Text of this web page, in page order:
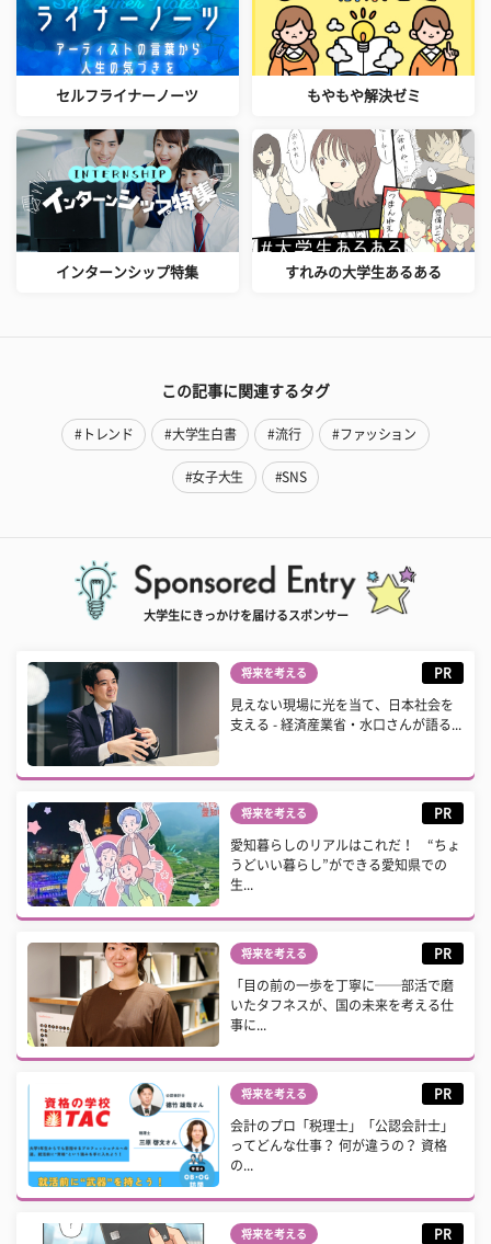
セルフライナーノーツ もやもや解決ゼミ
インターンシップ特集 すれみの大学生あるある
この記事に関連するタグ
#トレンド #大学生白書 #流行 #ファッション
#女子大生 #SNS
大学生にきっかけを届けるスポンサー
将来を考える PR
見えない現場に光を当て、日本社会を
支える - 経済産業省・水口さんが語る...
将来を考える PR
愛知暮らしのリアルはこれだ！ “ちょ
うどいい暮らし”ができる愛知県での
生...
将来を考える PR
「目の前の一歩を丁寧に──部活で磨
いたタフネスが、国の未来を考える仕
事に...
将来を考える PR
会計のプロ「税理士」「公認会計士」
ってどんな仕事？ 何が違うの？ 資格
の...
将来を考える PR